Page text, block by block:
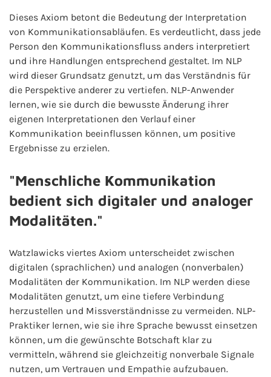
Dieses Axiom betont die Bedeutung der Interpretation
von Kommunikationsabläufen. Es verdeutlicht, dass jede
Person den Kommunikationsfluss anders interpretiert
und ihre Handlungen entsprechend gestaltet. Im NLP
wird dieser Grundsatz genutzt, um das Verständnis für
die Perspektive anderer zu vertiefen. NLP-Anwender
lernen, wie sie durch die bewusste Änderung ihrer
eigenen Interpretationen den Verlauf einer
Kommunikation beeinflussen können, um positive
Ergebnisse zu erzielen.
"Menschliche Kommunikation
bedient sich digitaler und analoger
Modalitäten."
Watzlawicks viertes Axiom unterscheidet zwischen
digitalen (sprachlichen) und analogen (nonverbalen)
Modalitäten der Kommunikation. Im NLP werden diese
Modalitäten genutzt, um eine tiefere Verbindung
herzustellen und Missverständnisse zu vermeiden. NLP-
Praktiker lernen, wie sie ihre Sprache bewusst einsetzen
können, um die gewünschte Botschaft klar zu
vermitteln, während sie gleichzeitig nonverbale Signale
nutzen, um Vertrauen und Empathie aufzubauen.